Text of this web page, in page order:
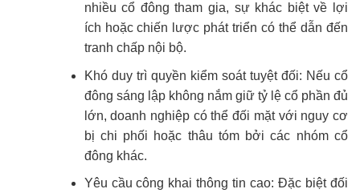
nhiều cổ đông tham gia, sự khác biệt về lợi
ích hoặc chiến lược phát triển có thể dẫn đến
tranh chấp nội bộ.
Khó duy trì quyền kiểm soát tuyệt đối: Nếu cổ
đông sáng lập không nắm giữ tỷ lệ cổ phần đủ
lớn, doanh nghiệp có thể đối mặt với nguy cơ
bị chi phối hoặc thâu tóm bởi các nhóm cổ
đông khác.
Yêu cầu công khai thông tin cao: Đặc biệt đối